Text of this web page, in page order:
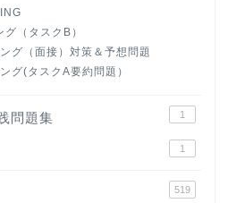
（タスクB）
グ（面接）対策＆予想問題
グ(タスクA要約問題）
問題集 1
1
519
志の”ほぼ日刊”英語
・英会話スピード表